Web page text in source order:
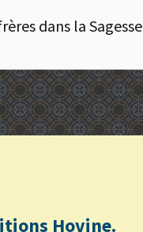
dans la Sagesse
Hovine.